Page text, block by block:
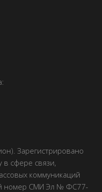
Зарегистрировано
в сфере связи,
коммуникаций
номер СМИ Эл № ФС77-